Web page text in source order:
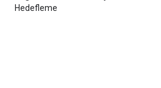
Hedefleme